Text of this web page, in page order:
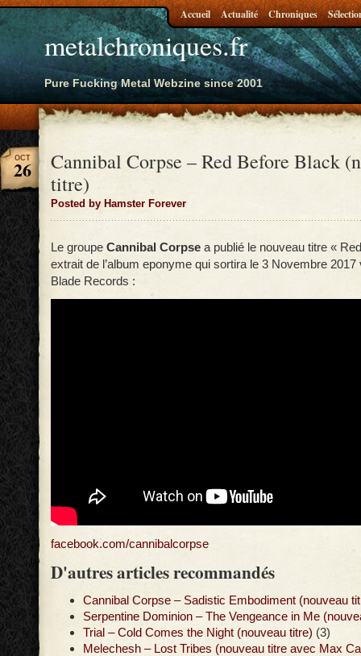
metalchroniques.fr
Pure Fucking Metal Webzine since 2001
Accueil Actualité Chroniques
Cannibal Corpse – Red Before Black
titre)
Posted by Hamster Forever
OCT
26
Le groupe Cannibal Corpse a publié le nouveau titre «
extrait de l’album eponyme qui sortira le 3 Novembre 2017
Blade Records :
facebook.com/cannibalcorpse
D'autres articles recommandés
Cannibal Corpse – Sadistic Embodiment (nouveau
Serpentine Dominion – The Vengeance in Me
Trial – Cold Comes the Night (nouveau titre) (3)
Melechesh – Lost Tribes (nouveau titre avec Max